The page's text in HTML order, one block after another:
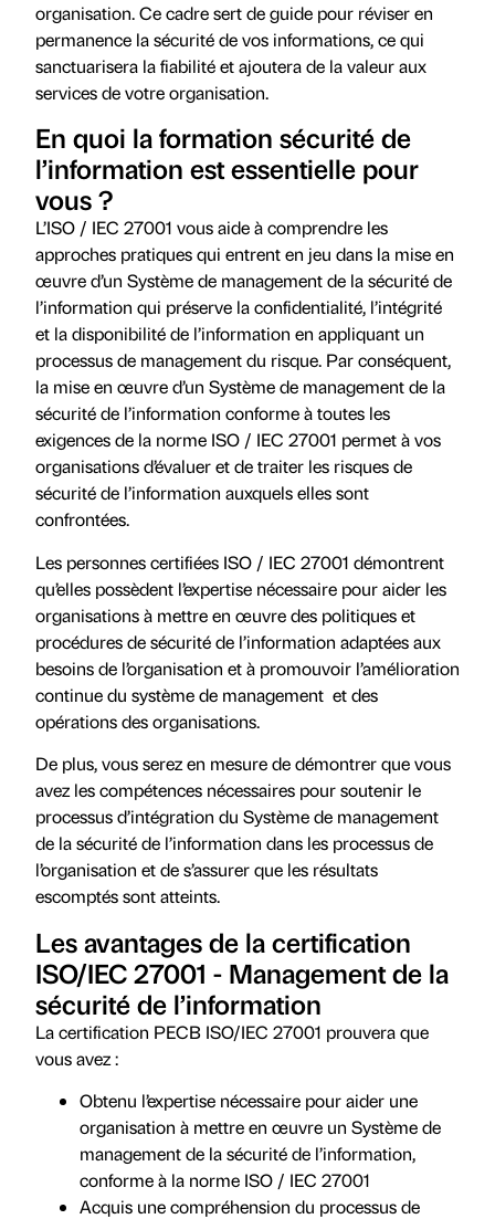
organisation. Ce cadre sert de guide pour réviser en
permanence la sécurité de vos informations, ce qui
sanctuarisera la fiabilité et ajoutera de la valeur aux
services de votre organisation.
En quoi la formation sécurité de
l’information est essentielle pour
vous ?
L’ISO / IEC 27001 vous aide à comprendre les
approches pratiques qui entrent en jeu dans la mise en
œuvre d’un Système de management de la sécurité de
l’information qui préserve la confidentialité, l’intégrité
et la disponibilité de l’information en appliquant un
processus de management du risque. Par conséquent,
la mise en œuvre d’un Système de management de la
sécurité de l’information conforme à toutes les
exigences de la norme ISO / IEC 27001 permet à vos
organisations d’évaluer et de traiter les risques de
sécurité de l’information auxquels elles sont
confrontées.
Les personnes certifiées ISO / IEC 27001 démontrent
qu’elles possèdent l’expertise nécessaire pour aider les
organisations à mettre en œuvre des politiques et
procédures de sécurité de l’information adaptées aux
besoins de l’organisation et à promouvoir l’amélioration
continue du système de management et des
opérations des organisations.
De plus, vous serez en mesure de démontrer que vous
avez les compétences nécessaires pour soutenir le
processus d’intégration du Système de management
de la sécurité de l’information dans les processus de
l’organisation et de s’assurer que les résultats
escomptés sont atteints.
Les avantages de la certification
ISO/IEC 27001 - Management de la
sécurité de l’information
La certification PECB ISO/IEC 27001 prouvera que
vous avez :
Obtenu l’expertise nécessaire pour aider une
organisation à mettre en œuvre un Système de
management de la sécurité de l’information,
conforme à la norme ISO / IEC 27001
Acquis une compréhension du processus de